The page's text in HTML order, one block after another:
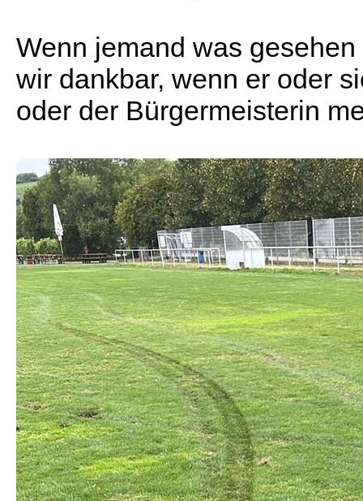
Wenn jemand was
wir dankbar, wenn er oder
oder der Bürgermeisterin